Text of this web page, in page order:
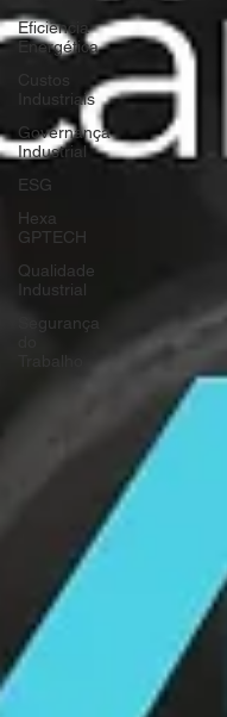
Eficiência
Energética
Custos
Industriais
Governança
Industrial
ESG
Hexa
GPTECH
Qualidade
Industrial
Segurança
Trabalho